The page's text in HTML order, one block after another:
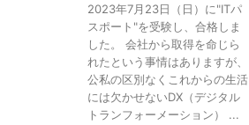
2023年7月23日（日）に"ITパ
スポート"を受験し、合格しま
した。 会社から取得を命じら
れたという事情はありますが、
公私の区別なくこれからの生活
には欠かせないDX（デジタル
トランフォーメーション） ...